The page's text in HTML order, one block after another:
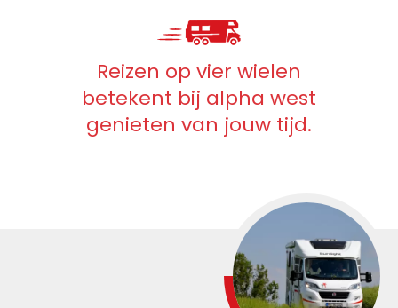
Reizen op vier wielen
betekent bij alpha west
genieten van jouw tijd.